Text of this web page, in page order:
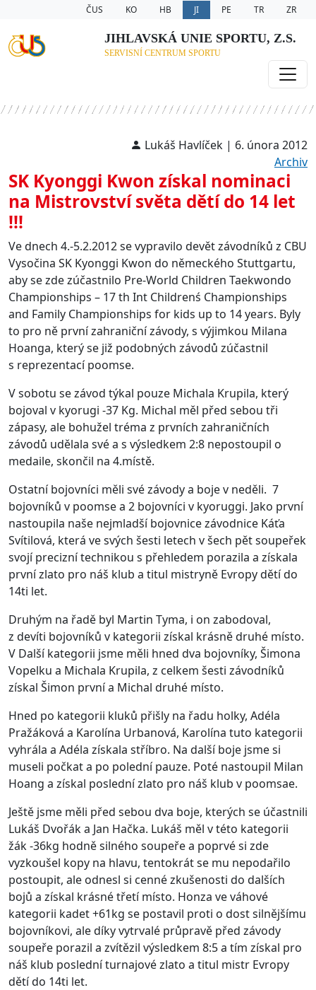
ČUS KO HB JI PE TR ZR
JIHLAVSKÁ UNIE SPORTU, Z.S.
SERVISNÍ CENTRUM SPORTU
Lukáš Havlíček | 6. února 2012
Archiv
SK Kyonggi Kwon získal nominaci
na Mistrovství světa dětí do 14 let
!!!
Ve dnech 4.-5.2.2012 se vypravilo devět závodníků z CBU
Vysočina SK Kyonggi Kwon do německého Stuttgartu,
aby se zde zúčastnilo Pre-World Children Taekwondo
Championships – 17 th Int Childrenś Championships
and Family Championships for kids up to 14 years. Byly
to pro ně první zahraniční závody, s výjimkou Milana
Hoanga, který se již podobných závodů zúčastnil
s reprezentací poomse.
V sobotu se závod týkal pouze Michala Krupila, který
bojoval v kyorugi -37 Kg. Michal měl před sebou tři
zápasy, ale bohužel tréma z prvních zahraničních
závodů udělala své a s výsledkem 2:8 nepostoupil o
medaile, skončil na 4.místě.
Ostatní bojovníci měli své závody a boje v neděli. 7
bojovníků v poomse a 2 bojovníci v kyoruggi. Jako první
nastoupila naše nejmladší bojovnice závodnice Káťa
Svítilová, která ve svých šesti letech v šech pět soupeřek
svojí precizní technikou s přehledem porazila a získala
první zlato pro náš klub a titul mistryně Evropy dětí do
14ti let.
Druhým na řadě byl Martin Tyma, i on zabodoval,
z devíti bojovníků v kategorii získal krásně druhé místo.
V Další kategorii jsme měli hned dva bojovníky, Šimona
Vopelku a Michala Krupila, z celkem šesti závodníků
získal Šimon první a Michal druhé místo.
Hned po kategorii kluků přišly na řadu holky, Adéla
Pražáková a Karolína Urbanová, Karolína tuto kategorii
vyhrála a Adéla získala stříbro. Na další boje jsme si
museli počkat a po polední pauze. Poté nastoupil Milan
Hoang a získal poslední zlato pro náš klub v poomsae.
Ještě jsme měli před sebou dva boje, kterých se účastnili
Lukáš Dvořák a Jan Hačka. Lukáš měl v této kategorii
žák -36kg hodně silného soupeře a poprvé si zde
vyzkoušel kopy na hlavu, tentokrát se mu nepodařilo
postoupit, ale odnesl si cenné zkušenosti do dalších
bojů a získal krásné třetí místo. Honza ve váhové
kategorii kadet +61kg se postavil proti o dost silnějšímu
bojovníkovi, ale díky vytrvalé průpravě před závody
soupeře porazil a zvítězil výsledkem 8:5 a tím získal pro
náš klub poslední turnajové zlato a titul mistr Evropy
dětí do 14ti let.